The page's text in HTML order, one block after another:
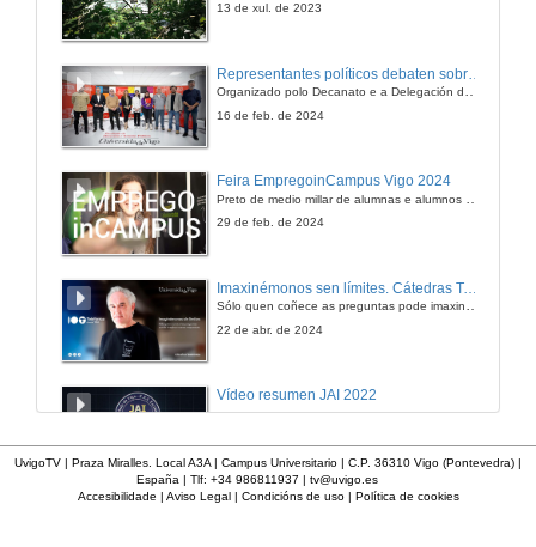
Coloquio
Socioloxía e Economía
13 de xul. de 2023
Organizado polo Decanato e a Delegación de Alumnado de Dirección e Xestión Pública e coa participación de candidatos de PP, BNG, PSOE, Sumar e Podemos
16 de feb. de 2024
Feira EmpregoinCampus Vigo 2024
29 de feb. de 2024
Imaxinémonos sen límites. Cátedras Telefónica
Sólo quen coñece as preguntas pode imaxinar novas respostas
22 de abr. de 2024
Vídeo resumen JAI 2022
UVigo SpaceLab
UvigoTV | Praza Miralles. Local A3A | Campus Universitario | C.P. 36310 Vigo (Pontevedra) |
España | Tlf: +34 986811937 | tv@uvigo.es
Accesibilidade | Aviso Legal| Condicións de uso| Política de cookies